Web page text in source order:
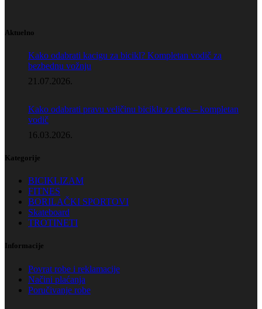
Aktuelno
Kako odabrati kacigu za bicikl? Kompletan vodič za
bezbednu vožnju
21.07.2026.
Kako odabrati pravu veličinu bicikla za dete – kompletan
vodič
16.03.2026.
Kategorije
BICIKLIZAM
FITNES
BORILAČKI SPORTOVI
Skateboard
TROTINETI
Informacije
Povrat robe i reklamacije
Načini plaćanja
Poručivanje robe